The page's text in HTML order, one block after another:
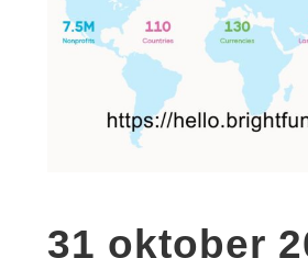
31 oktober